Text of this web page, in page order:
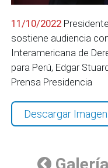
11/10/2022
sostiene audiencia
Interamericana de
para Perú, Edgar
Prensa Presidencia
Descargar Imagen
Galería